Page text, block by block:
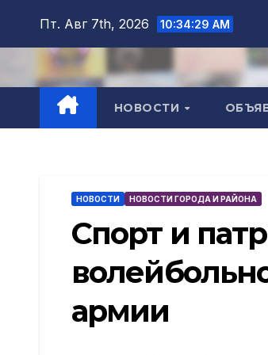
содержимому
Пт. Авг 7th, 2026 10:34:31 AM
НОВОСТИ
НОВОСТИ НОВОСТИ ГОРОДА И РАЙОНА
Спорт и
армии